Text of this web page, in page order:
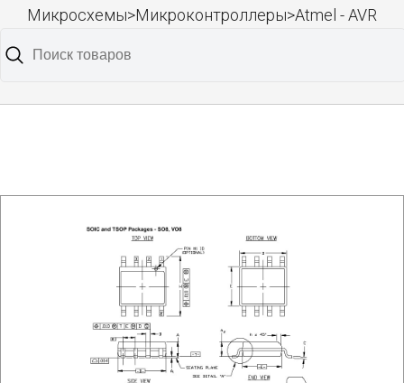
Микросхемы>Микроконтроллеры>Atmel - AVR